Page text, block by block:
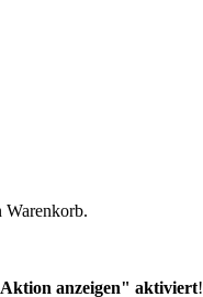
Warenkorb.
anzeigen" aktiviert!